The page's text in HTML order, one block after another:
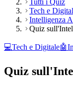
Tutti i Quiz
Tech e
Intelligenza
Quiz
💻Tech e Digitale🤖
Quiz